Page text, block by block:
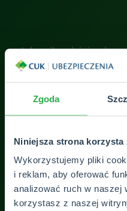
Zgoda
Niniejsza strona
Wykorzystujemy pliki
i reklam, aby oferować
analizować ruch w naszej
korzystasz z naszej
Jak najbardziej
bezkonkurencyjna
Mateusz Polak
ZOBACZ